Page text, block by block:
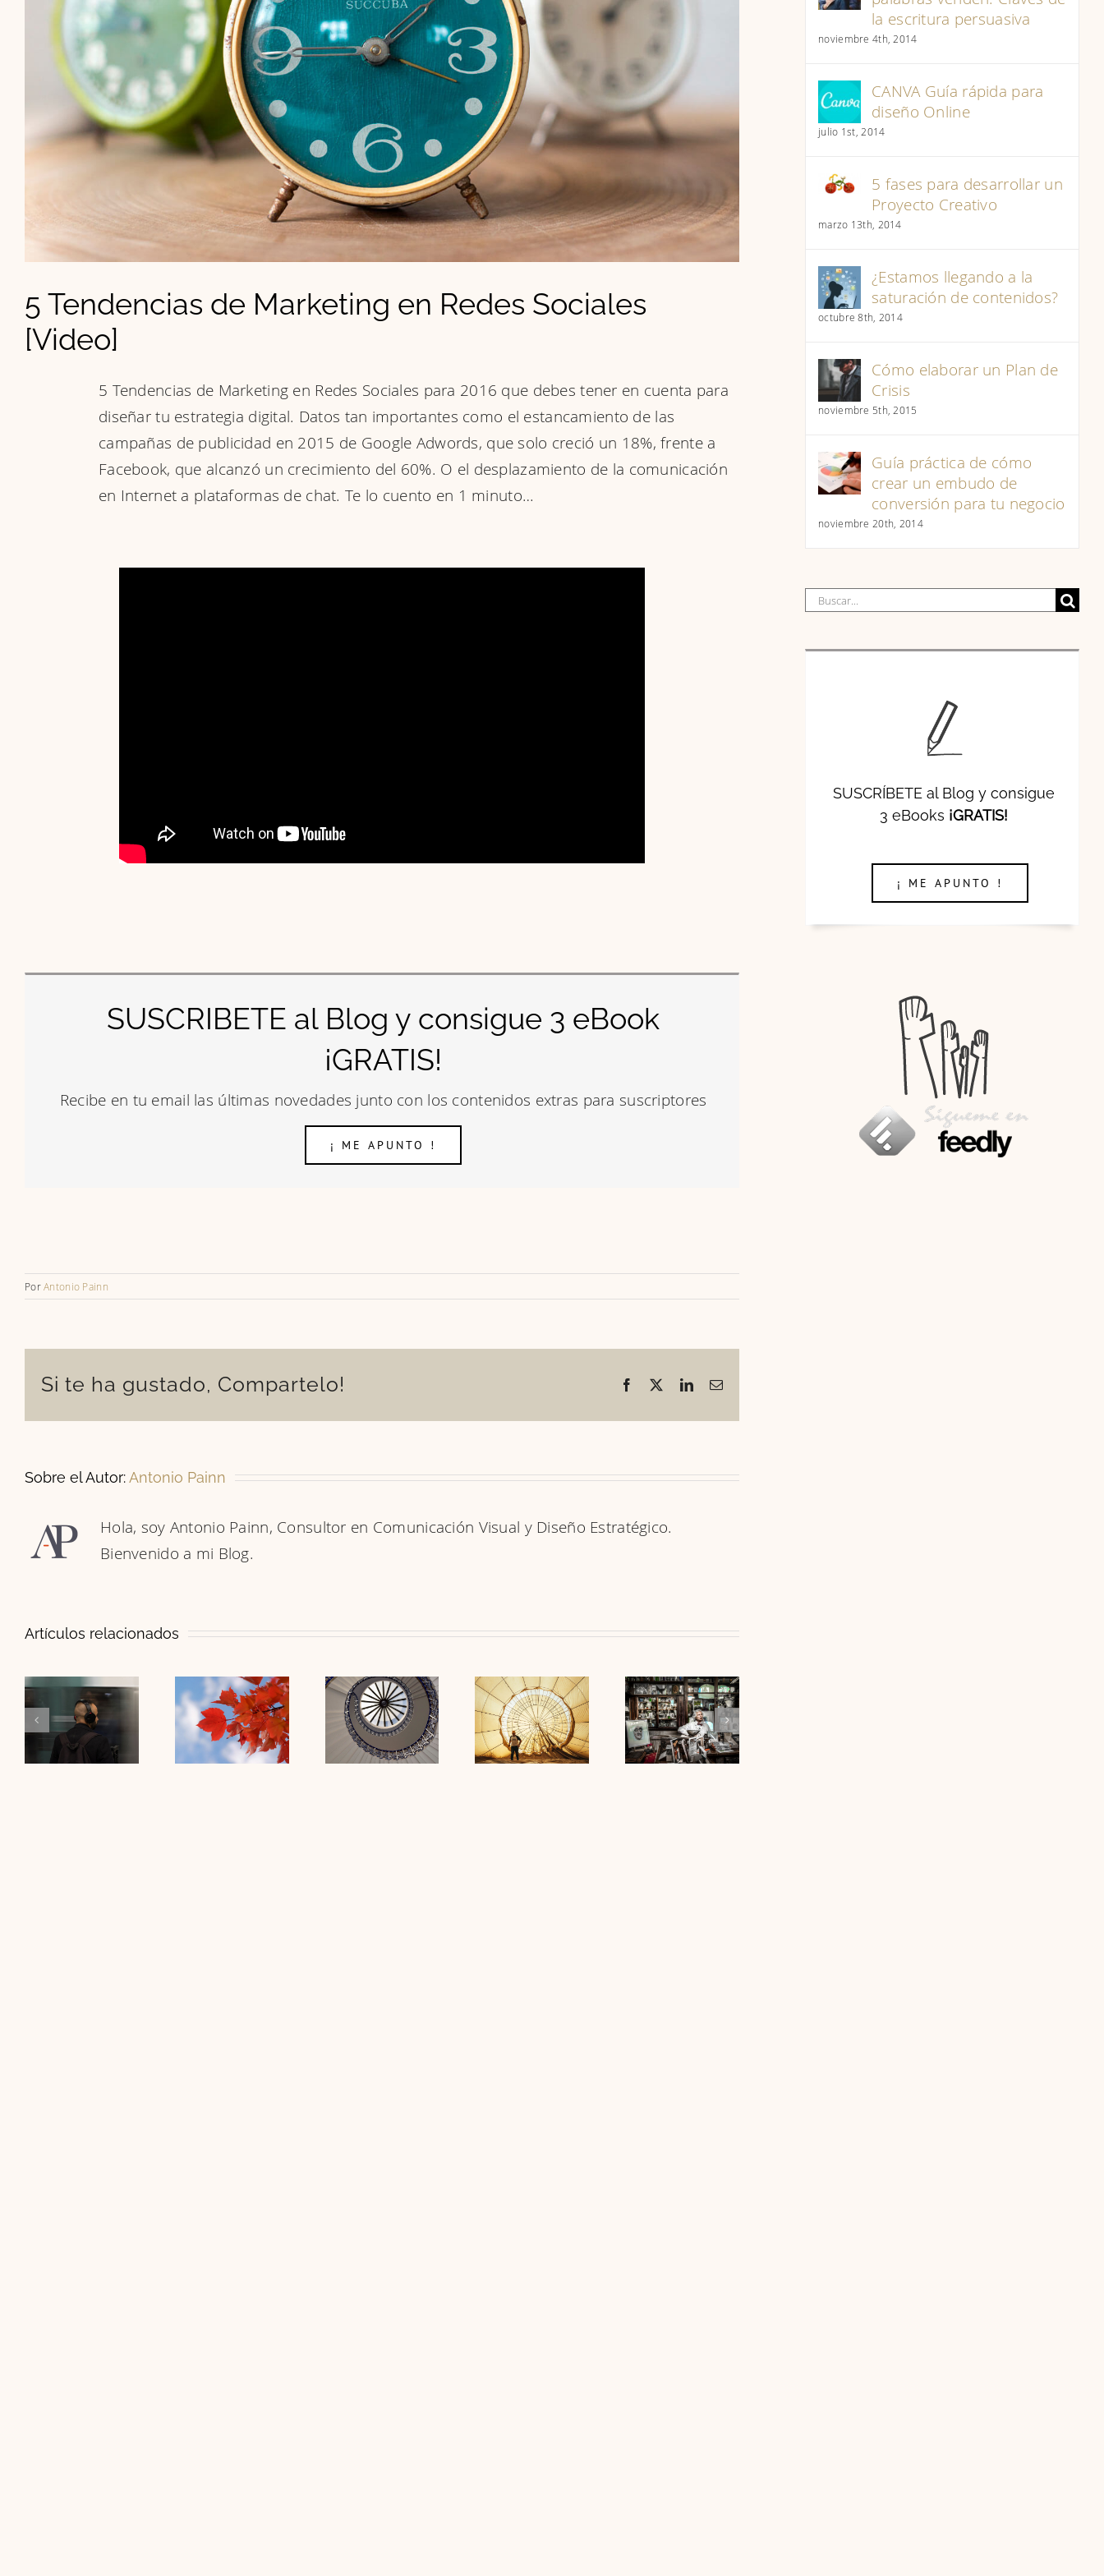
5 Tendencias de Marketing en Redes Sociales
[Video]
5 Tendencias de Marketing en Redes Sociales para 2016 que debes tener en cuenta para
diseñar tu estrategia digital. Datos tan importantes como el estancamiento de las
campañas de publicidad en 2015 de Google Adwords, que solo creció un 18%, frente a
Facebook, que alcanzó un crecimiento del 60%. O el desplazamiento de la comunicación
en Internet a plataformas de chat. Te lo cuento en 1 minuto…
SUSCRIBETE al Blog y consigue 3 eBook
¡GRATIS!
Recibe en tu email las últimas novedades junto con los contenidos extras para suscriptores
¡ ME APUNTO !
PorAntonio Painn
Si te ha gustado, Compartelo! Facebook LinkedInCorreo
Sobre el Autor:Antonio Painn
Hola, soy Antonio Painn, Consultor en Comunicación Visual y Diseño Estratégico.
Bienvenido a mi Blog.
Artículos relacionados
la escritura persuasiva
noviembre 4th, 2014
CANVA Guía rápida para
diseño Online
julio 1st, 2014
5 fases para desarrollar un
Proyecto Creativo
marzo 13th, 2014
¿Estamos llegando a la
saturación de contenidos?
octubre 8th, 2014
Cómo elaborar un Plan de
Crisis
noviembre 5th, 2015
Guía práctica de cómo
crear un embudo de
conversión para tu negocio
noviembre 20th, 2014
Buscar:
SUSCRÍBETE al Blog y consigue
3 eBooks ¡GRATIS!
¡ ME APUNTO !